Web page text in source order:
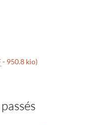
- 950.8 kio)